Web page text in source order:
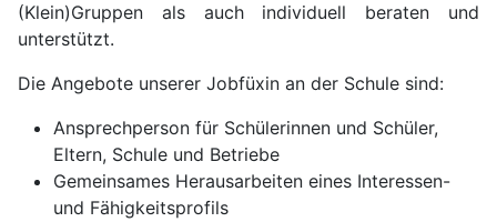
(Klein)Gruppen als auch individuell beraten und
unterstützt.
Die Angebote unserer Jobfüxin an der Schule sind:
Ansprechperson für Schülerinnen und Schüler,
Eltern, Schule und Betriebe
Gemeinsames Herausarbeiten eines Interessen-
und Fähigkeitsprofils